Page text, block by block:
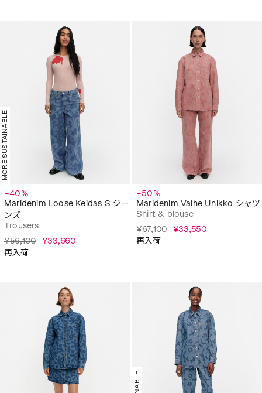
MORE SUSTAINABLE
−40%
Maridenim Loose Keidas S ジー
ンズ
Trousers
¥56,100 ¥33,660
再入荷
−50%
Maridenim Vaihe Unikko シャツ
Shirt & blouse
¥67,100 ¥33,550
再入荷